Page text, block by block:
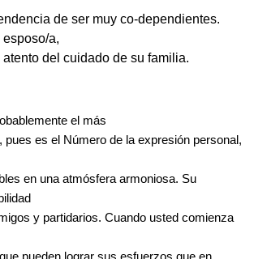
de ser muy co-dependientes.
a,
atento del cuidado de su familia.
el más
pues es el Número de la expresión personal,
en una atmósfera armoniosa. Su
y partidarios. Cuando usted comienza